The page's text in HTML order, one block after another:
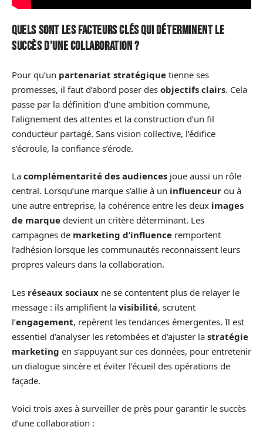
Quels sont les facteurs clés qui déterminent le
succès d’une collaboration ?
Pour qu’un partenariat stratégique tienne ses
promesses, il faut d’abord poser des objectifs clairs. Cela
passe par la définition d’une ambition commune,
l’alignement des attentes et la construction d’un fil
conducteur partagé. Sans vision collective, l’édifice
s’écroule, la confiance s’érode.
La complémentarité des audiences joue aussi un rôle
central. Lorsqu’une marque s’allie à un influenceur ou à
une autre entreprise, la cohérence entre les deux images
de marque devient un critère déterminant. Les
campagnes de marketing d’influence remportent
l’adhésion lorsque les communautés reconnaissent leurs
propres valeurs dans la collaboration.
Les réseaux sociaux ne se contentent plus de relayer le
message : ils amplifient la visibilité, scrutent
l’engagement, repèrent les tendances émergentes. Il est
essentiel d’analyser les retombées et d’ajuster la stratégie
marketing en s’appuyant sur ces données, pour entretenir
un dialogue sincère et éviter l’écueil des opérations de
façade.
Voici trois axes à surveiller de près pour garantir le succès
d’une collaboration :